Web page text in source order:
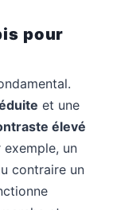
pour
et une
élevé
un
contraire un